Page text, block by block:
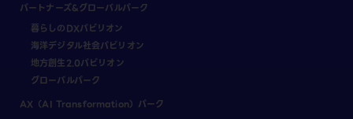
パートナーズ&グローバルパーク
暮らしのDXパビリオン
海洋デジタル社会パビリオン
地方創生2.0パビリオン
グローバルパーク
AX（AI Transformation）パーク